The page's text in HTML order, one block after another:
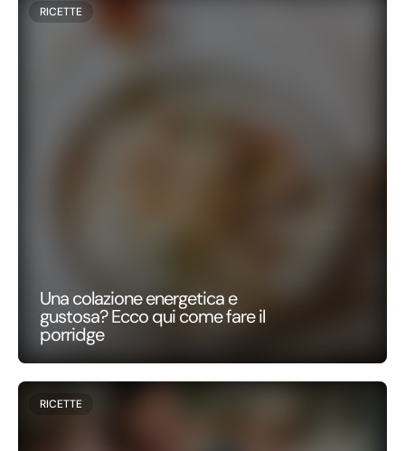
RICETTE
Una colazione energetica e
gustosa? Ecco qui come fare il
porridge
RICETTE